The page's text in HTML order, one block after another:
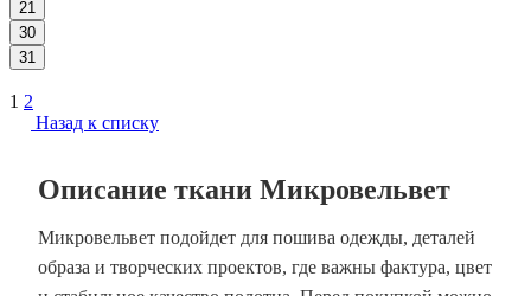
21
30
31
1 2
Назад к списку
Описание ткани Микровельвет
Микровельвет подойдет для пошива одежды, деталей
образа и творческих проектов, где важны фактура, цвет